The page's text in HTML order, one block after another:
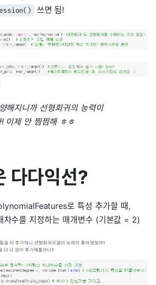
쓰면 됨!
해지니까 선형회귀의 능력이
이제 안 찜찜해 ㅎㅎ
다다익선?
로 특성 추가할 때,
차수를 지정하는 매개변수 (기본값 = 2)